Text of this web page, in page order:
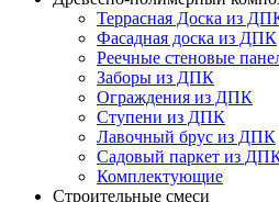
Террасная Доска из
Фасадная доска из ДПК
Реечные стеновые
Заборы из ДПК
Ограждения из ДПК
Ступени из ДПК
Лавочный брус из ДПК
Садовый паркет из
Комплектующие
Строительные смеси